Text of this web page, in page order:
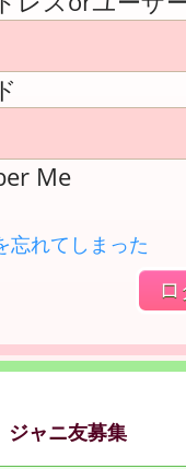
Me
忘れてしまった
ジャニ友募集